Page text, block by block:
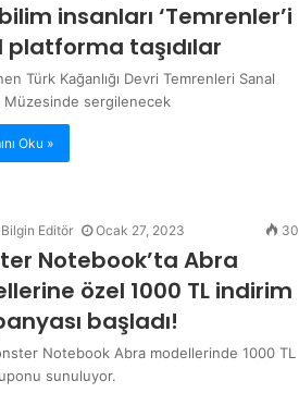
insanları ‘Temrenler’i
platforma taşıdılar
Türk Kağanlığı Devri Temrenleri Sanal
Müzesinde sergilenecek
Oku »
Editör Ocak 27, 2023 30
Notebook’ta Abra
özel 1000 TL indirim
başladı!
Notebook Abra modellerinde 1000 TL
sunuluyor.